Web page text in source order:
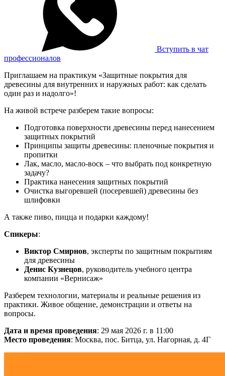
Вступить в чат
профессионалов
Приглашаем на практикум «Защитные покрытия для
древесины для внутренних и наружных работ: как сделать
один раз и надолго»!
На живой встрече разберем такие вопросы:
Подготовка поверхности древесины перед нанесением
защитных покрытий
Принципы защиты древесины: пленочные покрытия и
пропитки
Лак, масло, масло-воск – что выбрать под конкретную
задачу?
Практика нанесения защитных покрытий
Очистка выгоревшей (посеревшей) древесины без
шлифовки
А также пиво, пицца и подарки каждому!
Спикеры:
Виктор Смирнов, эксперты по защитным покрытиям
для древесины
Денис Кузнецов, руководитель учебного центра
компании «Вернисаж»
Разберем технологии, материалы и реальные решения из
практики. Живое общение, демонстрации и ответы на
вопросы.
Дата и время проведения: 29 мая 2026 г. в 11:00
Место проведения: Москва, пос. Битца, ул. Нагорная, д. 4Г